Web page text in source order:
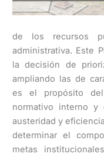
de los recursos
administrativa. Este
la decisión de
ampliando las de
es el propósito del
normativo interno
austeridad y
determinar el
metas